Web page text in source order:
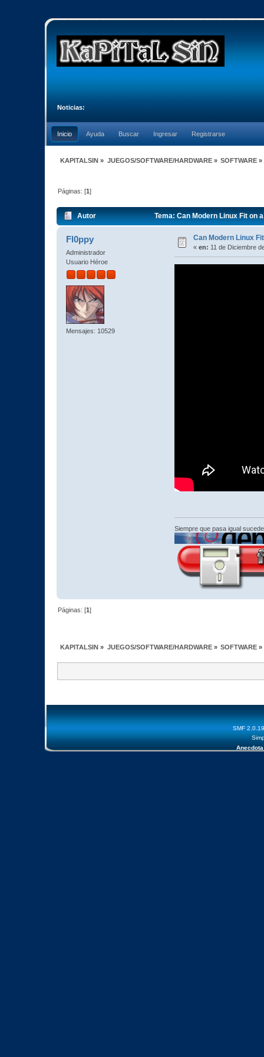
Noticias:
Inicio Ayuda Buscar Ingresar Registrarse
KAPITALSIN » JUEGOS/SOFTWARE/HARDWARE» SOFTWARE»
Páginas: [1]
Autor Tema: Can Modern Linux Fit on
Fl0ppy
Administrador
Usuario Héroe
Mensajes: 10529
Can Modern Linux
« en: 11 de Diciembre
Siempre que pasa igual
Páginas: [1]
KAPITALSIN » JUEGOS/SOFTWARE/HARDWARE» SOFTWARE»
SMF 2.0.19
Anecdota